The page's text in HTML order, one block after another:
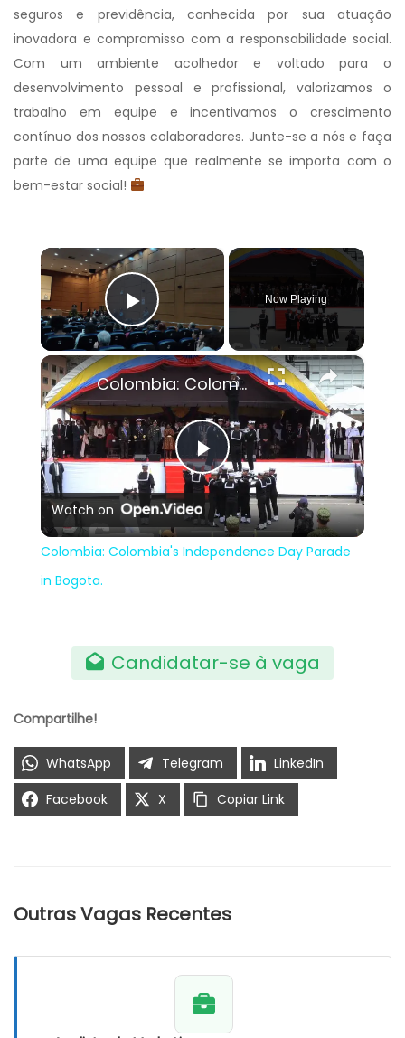
seguros e previdência, conhecida por sua atuação
inovadora e compromisso com a responsabilidade social.
Com um ambiente acolhedor e voltado para o
desenvolvimento pessoal e profissional, valorizamos o
trabalho em equipe e incentivamos o crescimento
contínuo dos nossos colaboradores. Junte-se a nós e faça
parte de uma equipe que realmente se importa com o
bem-estar social!
×
Play Video
Now Playing
×
Play
Video
Colombia: Colombia's Independence Day Parade in Bogota.
Watch on
Colombia: Colombia's Independence Day Parade
in Bogota.
Candidatar-se à vaga
Compartilhe!
WhatsApp Telegram
LinkedIn
Facebook
X Copiar Link
Outras Vagas Recentes